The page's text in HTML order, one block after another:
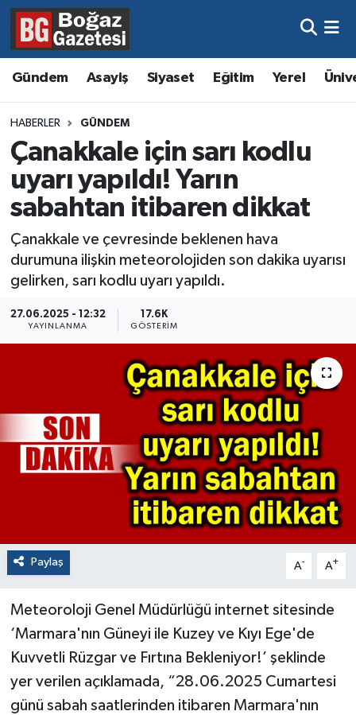
Gündem Asayiş Siyaset Eğitim Yerel
HABERLER GÜNDEM
Çanakkale için sarı kodlu
uyarı yapıldı! Yarın
sabahtan itibaren dikkat
Çanakkale ve çevresinde beklenen hava
durumuna ilişkin meteorolojiden son dakika uyarısı
gelirken, sarı kodlu uyarı yapıldı.
27.06.2025 - 12:32
YAYINLANMA
17.6K
GÖSTERIM
Paylaş A- A+
Meteoroloji Genel Müdürlüğü internet sitesinde
‘Marmara'nın Güneyi ile Kuzey ve Kıyı Ege'de
Kuvvetli Rüzgar ve Fırtına Bekleniyor!’ şeklinde
yer verilen açıklamada, “28.06.2025 Cumartesi
günü sabah saatlerinden itibaren Marmara'nın
Asayiş
Eğitim
Ekonomi
Gündem
Magazin
Sağlık
Hava Durumu
Trafik Durumu
Süper Lig Puan Durumu ve Fikstür
Tüm Manşetler
Haber Arşivi